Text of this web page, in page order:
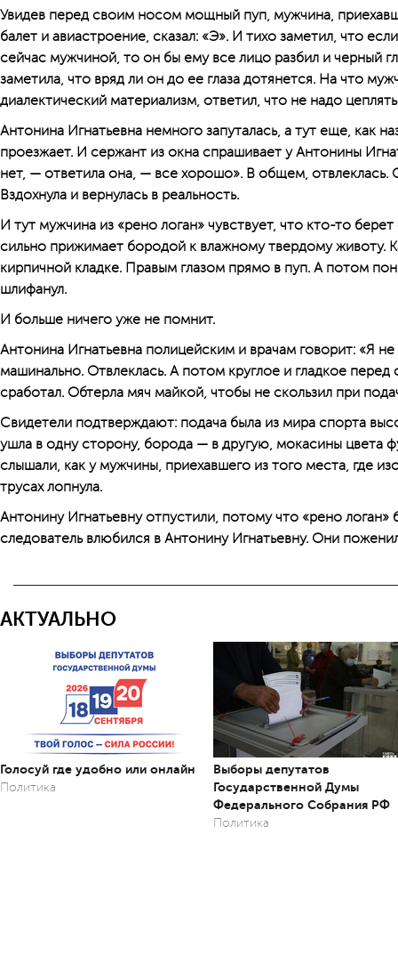
Увидев перед своим носом мощный пуп, мужчина,
балет и авиастроение, сказал: «Э». И тихо заметил, что
сейчас мужчиной, то он бы ему все лицо разбил и черный
заметила, что вряд ли он до ее глаза дотянется. На что
диалектический материализм, ответил, что не надо
Антонина Игнатьевна немного запуталась, а тут еще, как
проезжает. И сержант из окна спрашивает у Антонины
нет, — ответила она, — все хорошо». В общем, отвлеклась.
Вздохнула и вернулась в реальность.
И тут мужчина из «рено логан» чувствует, что кто-то
сильно прижимает бородой к влажному твердому животу.
кирпичной кладке. Правым глазом прямо в пуп. А потом
шлифанул.
И больше ничего уже не помнит.
Антонина Игнатьевна полицейским и врачам говорит: «Я
машинально. Отвлеклась. А потом круглое и гладкое
сработал. Обтерла мяч майкой, чтобы не скользил при
Свидетели подтверждают: подача была из мира спорта
ушла в одну сторону, борода — в другую, мокасины цвета
слышали, как у мужчины, приехавшего из того места, где
трусах лопнула.
Антонину Игнатьевну отпустили, потому что «рено
следователь влюбился в Антонину Игнатьевну. Они
АКТУАЛЬНО
Голосуй где удобно или онлайн
Политика
Выборы депутатов
Государственной Думы
Федерального Собрания РФ
Политика